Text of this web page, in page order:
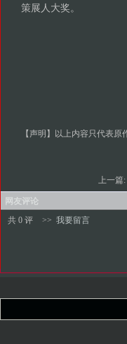
策展人大奖。
【声明】以上内容只代表
上一篇:
网友评论
共 0 评
>> 我要留言